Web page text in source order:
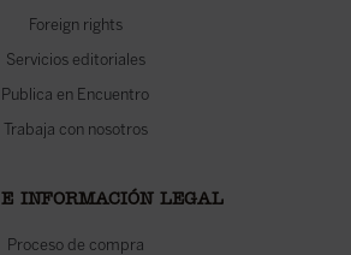
Foreign rights
Servicios editoriales
Publica en Encuentro
Trabaja con nosotros
INFORMACIÓN LEGAL
Proceso de compra